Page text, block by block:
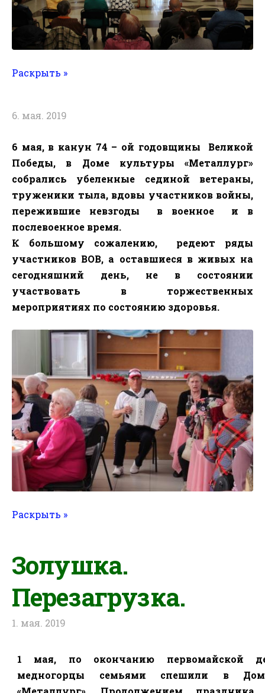
Раскрыть »
6. мая. 2019
6 мая,в канун 74 – ой годовщины
Великой
Победы, в Доме культуры «Металлург»
собрались убеленные сединой ветераны,
труженики тыла, вдовы участников войны,
пережившие невзгоды
в военное
и в
послевоенное время.
К большому сожалению,
редеют ряды
участников ВОВ, а оставшиеся в живых на
сегодняшний день, не в состоянии
участвовать в торжественных
мероприятиях по состоянию здоровья.
Раскрыть »
Золушка.
Перезагрузка.
1. мая. 2019
1 мая, по окончанию первомайской
медногорцы семьями спешили в